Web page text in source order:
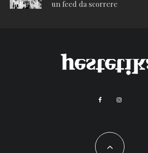
un feed da scorrere